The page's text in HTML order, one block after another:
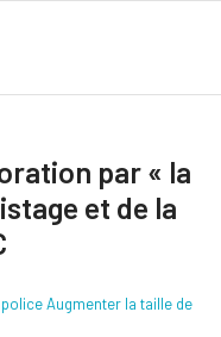
par « la
et de la
policeAugmenter la taille de